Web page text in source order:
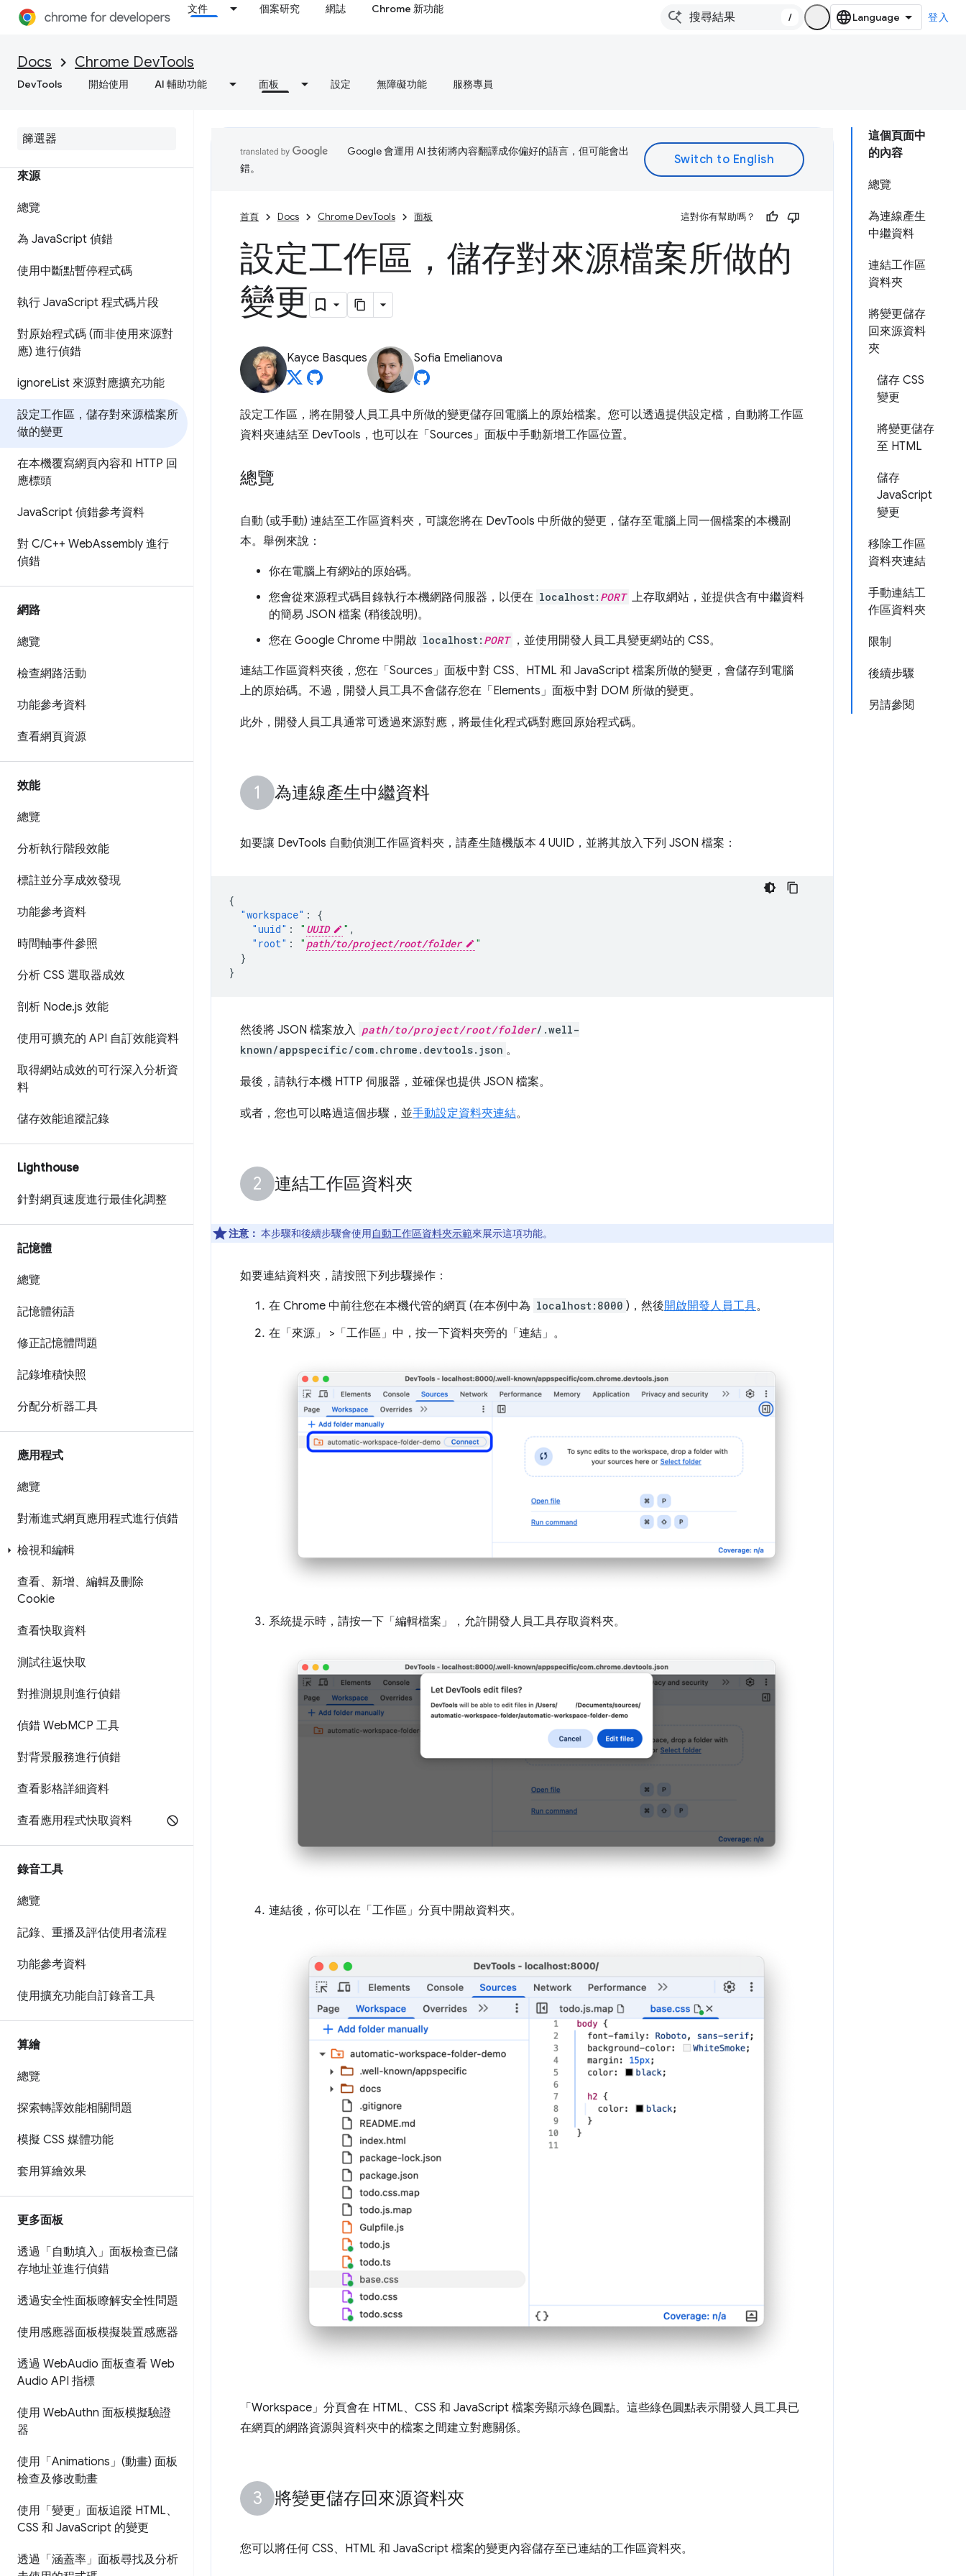
文件 個案研究 網誌 Chrome 新功能
/ 登入
Docs Chrome DevTools
DevTools 開始使用 AI 輔助功能 面板 設定 無障礙功能 服務專員
功能參考資料
來源
總覽
為 JavaScript 偵錯
使用中斷點暫停程式碼
執行 JavaScript 程式碼片段
對原始程式碼 (而非使用來源對
應) 進行偵錯
ignoreList 來源對應擴充功能
設定工作區，儲存對來源檔案所
做的變更
在本機覆寫網頁內容和 HTTP 回
應標頭
JavaScript 偵錯參考資料
對 C/C++ WebAssembly 進行
偵錯
網路
總覽
檢查網路活動
功能參考資料
查看網頁資源
效能
總覽
分析執行階段效能
標註並分享成效發現
功能參考資料
時間軸事件參照
分析 CSS 選取器成效
剖析 Node.js 效能
使用可擴充的 API 自訂效能資料
取得網站成效的可行深入分析資
料
儲存效能追蹤記錄
Lighthouse
針對網頁速度進行最佳化調整
記憶體
總覽
記憶體術語
修正記憶體問題
記錄堆積快照
分配分析器工具
應用程式
總覽
對漸進式網頁應用程式進行偵錯
檢視和編輯
查看、新增、編輯及刪除
Cookie
查看快取資料
測試往返快取
對推測規則進行偵錯
偵錯 WebMCP 工具
對背景服務進行偵錯
查看影格詳細資料
查看應用程式快取資料
錄音工具
總覽
記錄、重播及評估使用者流程
功能參考資料
使用擴充功能自訂錄音工具
算繪
總覽
探索轉譯效能相關問題
模擬 CSS 媒體功能
套用算繪效果
更多面板
透過「自動填入」面板檢查已儲
存地址並進行偵錯
透過安全性面板瞭解安全性問題
使用感應器面板模擬裝置感應器
透過 WebAudio 面板查看 Web
Audio API 指標
使用 WebAuthn 面板模擬驗證
器
使用「Animations」(動畫) 面板
檢查及修改動畫
使用「變更」面板追蹤 HTML、
CSS 和 JavaScript 的變更
透過「涵蓋率」面板尋找及分析
這個頁面中
的內容
總覽
為連線產生
中繼資料
連結工作區
資料夾
將變更儲存
回來源資料
夾
儲存 CSS
變更
將變更儲存
至 HTML
儲存
JavaScript
變更
移除工作區
資料夾連結
手動連結工
作區資料夾
限制
後續步驟
另請參閱
Google 會運用 AI 技術將內容翻譯成你偏好的語言，但可能會出
錯。
首頁 Docs Chrome DevTools 面板 這對你有幫助嗎？
設定工作區，儲存對來源檔案所做的
變更
Kayce Basques Sofia Emelianova
設定工作區，將在開發人員工具中所做的變更儲存回電腦上的原始檔案。您可以透過提供設定檔，自動將工作區
資料夾連結至 DevTools，也可以在「Sources」 面板中手動新增工作區位置。
總覽
自動 (或手動) 連結至工作區資料夾，可讓您將在 DevTools 中所做的變更，儲存至電腦上同一個檔案的本機副
本。舉例來說：
你在電腦上有網站的原始碼。
您會從來源程式碼目錄執行本機網路伺服器，以便在 localhost: PORT 上存取網站，並提供含有中繼資料
的簡易 JSON 檔案 (稍後說明)。
您在 Google Chrome 中開啟 localhost: PORT ，並使用開發人員工具變更網站的 CSS。
連結工作區資料夾後，您在「Sources」 面板中對 CSS、HTML 和 JavaScript 檔案所做的變更，會儲存到電腦
上的原始碼。不過，開發人員工具不會儲存您在「Elements」 面板中對 DOM 所做的變更。
此外，開發人員工具通常可透過來源對應，將最佳化程式碼對應回原始程式碼。
為連線產生中繼資料
如要讓 DevTools 自動偵測工作區資料夾，請產生隨機版本 4 UUID，並將其放入下列 JSON 檔案：
{
"workspace" :
{
"uuid" : " UUID " ,
"root" : " path/to/project/root/folder
"
}
}
然後將 JSON 檔案放入 path/to/project/root/folder/.well-
known/appspecific/com.chrome.devtools.json 。
最後，請執行本機 HTTP 伺服器，並確保也提供 JSON 檔案。
或者，您也可以略過這個步驟，並手動設定資料夾連結。
連結工作區資料夾
注意： 本步驟和後續步驟會使用自動工作區資料夾示範來展示這項功能。
如要連結資料夾，請按照下列步驟操作：
在 Chrome 中前往您在本機代管的網頁 (在本例中為 localhost:8000 )，然後開啟開發人員工具。
在「來源」
>「工作區」 中，按一下資料夾旁的「連結」 。
系統提示時，請按一下「編輯檔案」 ，允許開發人員工具存取資料夾。
連結後，你可以在「工作區」 分頁中開啟資料夾。
「Workspace」 分頁會在 HTML、CSS 和 JavaScript 檔案旁顯示綠色圓點。這些綠色圓點表示開發人員工具已
在網頁的網路資源與資料夾中的檔案之間建立對應關係。
將變更儲存回來源資料夾
您可以將任何 CSS、HTML 和 JavaScript 檔案的變更內容儲存至已連結的工作區資料夾。